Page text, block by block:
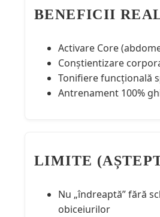
BENEFICII
Activare Core
Conștientizare
Tonifiere funcțională
Antrenament 100%
LIMITE
Nu „îndreaptă” fără
obiceiurilor